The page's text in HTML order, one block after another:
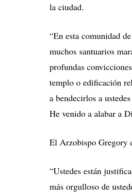
la ciudad.
“En esta comunidad
muchos santuarios
profundas
templo o edificación
a bendecirlos a
He venido a alabar a
El Arzobispo Gregory
“Ustedes están
más orgulloso de